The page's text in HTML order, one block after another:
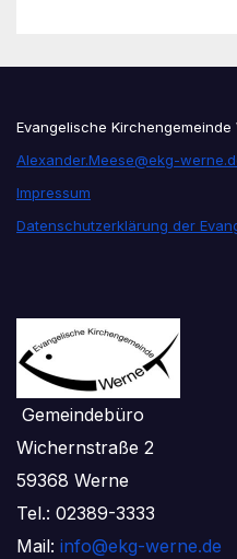
Evangelische Kirchengemeinde
Alexander.Meese@ekg-
Impressum
Datenschutzerklärung der
Gemeindebüro
Wichernstraße 2
59368 Werne
Tel.: 02389-3333
Mail: info@ekg-werne.de